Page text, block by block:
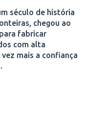
século de história
chegou ao
fabricar
com alta
mais a confiança